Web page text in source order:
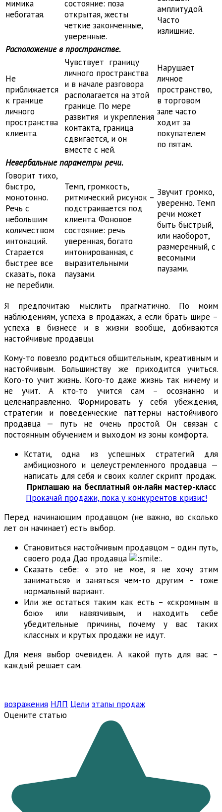
мимика
небогатая.
состояние: поза
открытая, жесты
четкие законченные,
уверенные.
амплитудой.
Часто
излишние.
Расположение в пространстве.
Не
приближается
к границе
личного
пространства
клиента.
Чувствует границу
личного пространства
и в начале разговора
располагается на этой
границе. По мере
развития и укрепления
контакта, граница
сдвигается, и он
вместе с ней.
Нарушает
личное
пространство,
в торговом
зале часто
ходит за
покупателем
по пятам.
Невербальные параметры речи.
Говорит тихо,
быстро,
монотонно.
Речь с
небольшим
количеством
интонаций.
Старается
быстрее все
сказать, пока
не перебили.
Темп, громкость,
ритмический рисунок –
подстраивается под
клиента. Фоновое
состояние: речь
уверенная, богато
интонированная, с
выразительными
паузами.
Звучит громко,
уверенно. Темп
речи может
быть быстрый,
или наоборот,
размеренный, с
весомыми
паузами.
Я предпочитаю мыслить прагматично. По моим
наблюдениям, успеха в продажах, а если брать шире –
успеха в бизнесе и в жизни вообще, добиваются
настойчивые продавцы.
Кому-то повезло родиться общительным, креативным и
настойчивым. Большинству же приходится учиться.
Кого-то учит жизнь. Кого-то даже жизнь так ничему и
не учит. А кто-то учится сам – осознанно и
целенаправленно. Формировать у себя убеждения,
стратегии и поведенческие паттерны настойчивого
продавца — путь не очень простой. Он связан с
постоянным обучением и выходом из зоны комфорта.
Кстати, одна из успешных стратегий для
амбициозного и целеустремленного продавца —
написать для себя и своих коллег скрипт продаж.
Приглашаю на бесплатный он-лайн мастер-класс
Прокачай продажи, пока у конкурентов кризис!
Перед начинающим продавцом (не важно, во сколько
лет он начинает) есть выбор.
Становиться настойчивым продавцом – один путь,
своего рода Дао продавца
.
Сказать себе: « это не мое, я не хочу этим
заниматься» и заняться чем-то другим – тоже
нормальный вариант.
Или же остаться таким как есть – «скромным в
бою» или навязчивым, и находить себе
убедительные причины, почему у вас таких
классных и крутых продажи не идут.
Для меня выбор очевиден. А какой путь для вас –
каждый решает сам.
возражения НЛП Цели этапы продаж
Оцените статью